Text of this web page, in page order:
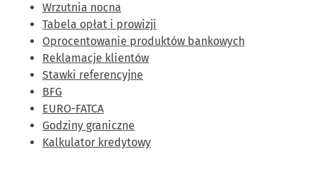
Wrzutnia nocna
Tabela opłat i prowizji
Oprocentowanie produktów bankowych
Reklamacje klientów
Stawki referencyjne
BFG
EURO-FATCA
Godziny graniczne
Kalkulator kredytowy